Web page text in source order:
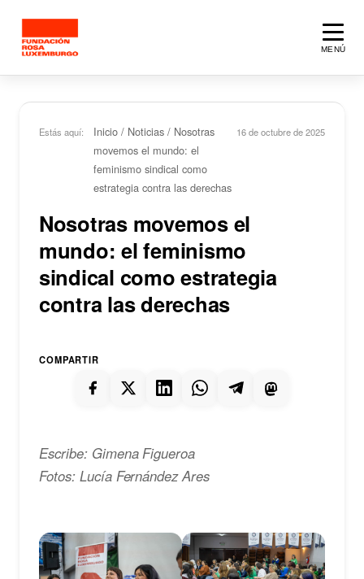
MENÚ
Estás aquí: Inicio / Noticias / Nosotras
movemos el mundo: el
feminismo sindical como
estrategia contra las derechas
16 de octubre de 2025
Nosotras movemos el
mundo: el feminismo
sindical como estrategia
contra las derechas
COMPARTIR
Escribe: Gimena Figueroa
Fotos: Lucía Fernández Ares